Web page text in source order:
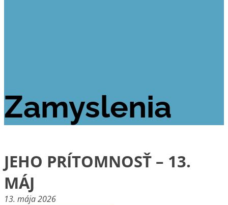
Zamyslenia
JEHO PRÍTOMNOSŤ – 13.
MÁJ
13. mája 2026